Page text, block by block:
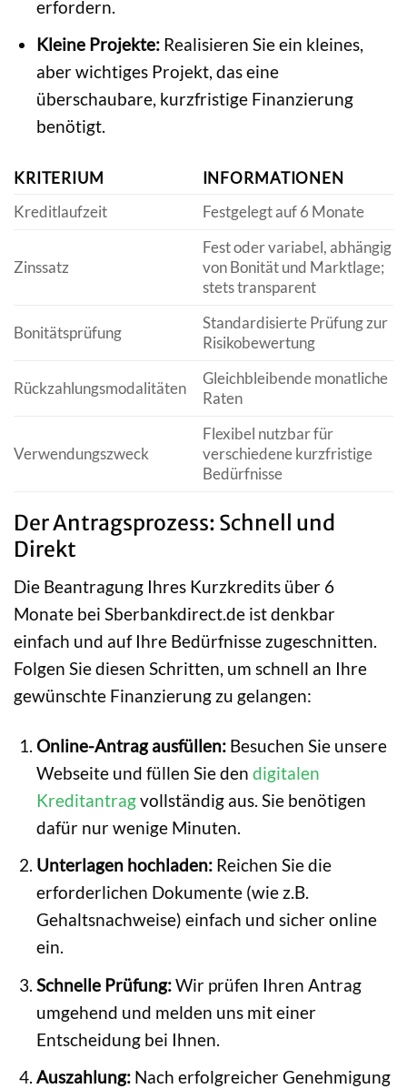
erfordern.
Kleine Projekte:Realisieren Sie ein kleines,
aber wichtiges Projekt, das eine
überschaubare, kurzfristige Finanzierung
benötigt.
KRITERIUM
INFORMATIONEN
Kreditlaufzeit
Festgelegt auf 6 Monate
Zinssatz
Fest oder variabel, abhängig
von Bonität und Marktlage;
stets transparent
Bonitätsprüfung
Standardisierte Prüfung zur
Risikobewertung
Rückzahlungsmodalitäten
Gleichbleibende monatliche
Raten
Verwendungszweck
Flexibel nutzbar für
verschiedene kurzfristige
Bedürfnisse
Der Antragsprozess: Schnell und
Direkt
Die Beantragung Ihres Kurzkredits über 6
Monate bei Sberbankdirect.de ist denkbar
einfach und auf Ihre Bedürfnisse zugeschnitten.
Folgen Sie diesen Schritten, um schnell an Ihre
gewünschte Finanzierung zu gelangen:
Online-Antrag ausfüllen:Besuchen Sie unsere
Webseite und füllen Sie den digitalen
Kreditantragvollständig aus. Sie benötigen
dafür nur wenige Minuten.
Unterlagen hochladen:Reichen Sie die
erforderlichen Dokumente (wie z.B.
Gehaltsnachweise) einfach und sicher online
ein.
Schnelle Prüfung:Wir prüfen Ihren Antrag
umgehend und melden uns mit einer
Entscheidung bei Ihnen.
Auszahlung:Nach erfolgreicher Genehmigung